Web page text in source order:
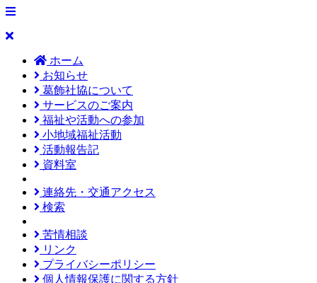
ホーム
お知らせ
葛飾社協について
サービスのご案内
福祉や活動への参加
小地域福祉活動
活動報告記
資料室
連絡先・交通アクセス
検索
苦情相談
リンク
プライバシーポリシー
個人情報保護に関する方針